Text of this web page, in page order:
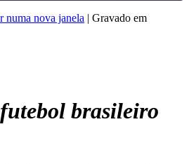
numa nova janela | Gravado em
brasileiro